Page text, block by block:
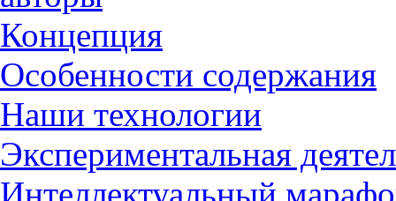
Концепция
Особенности содержания
Наши технологии
Экспериментальная